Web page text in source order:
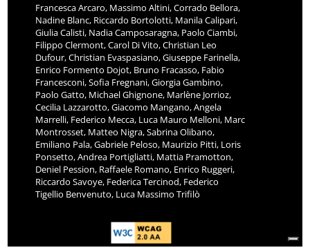
Francesca Arcaro, Massimo Altini, Corrado Bellora,
Nadine Blanc, Riccardo Bortolotti, Manila Calipari,
Giulia Calisti, Nadia Camposaragna, Paolo Ciambi,
Filippo Clermont, Carol Di Vito, Christian Leo
Dufour, Christian Evaspasiano, Giuseppe Farinella,
Enrico Formento Dojot, Bruno Fracasso, Fabio
Francesconi, Sofia Fregnani, Giorgia Gambino,
Paolo Gatto, Michael Ghignone, Marlène Jorrioz,
Cecilia Lazzarotto, Giacomo Mangano, Angela
Marrelli, Federico Mecca, Luca Mauro Melloni, Marc
Montrosset, Matteo Nigra, Sabrina Olibano,
Emiliano Pala, Gabriele Peloso, Maurizio Pitti, Loris
Ponsetto, Andrea Portigliatti, Mattia Pramotton,
Deniel Pession, Raffaele Romano, Enrico Ruggeri,
Riccardo Savoye, Federica Tercinod, Federico
Tigellio Benvenuto, Luca Massimo Trifilò